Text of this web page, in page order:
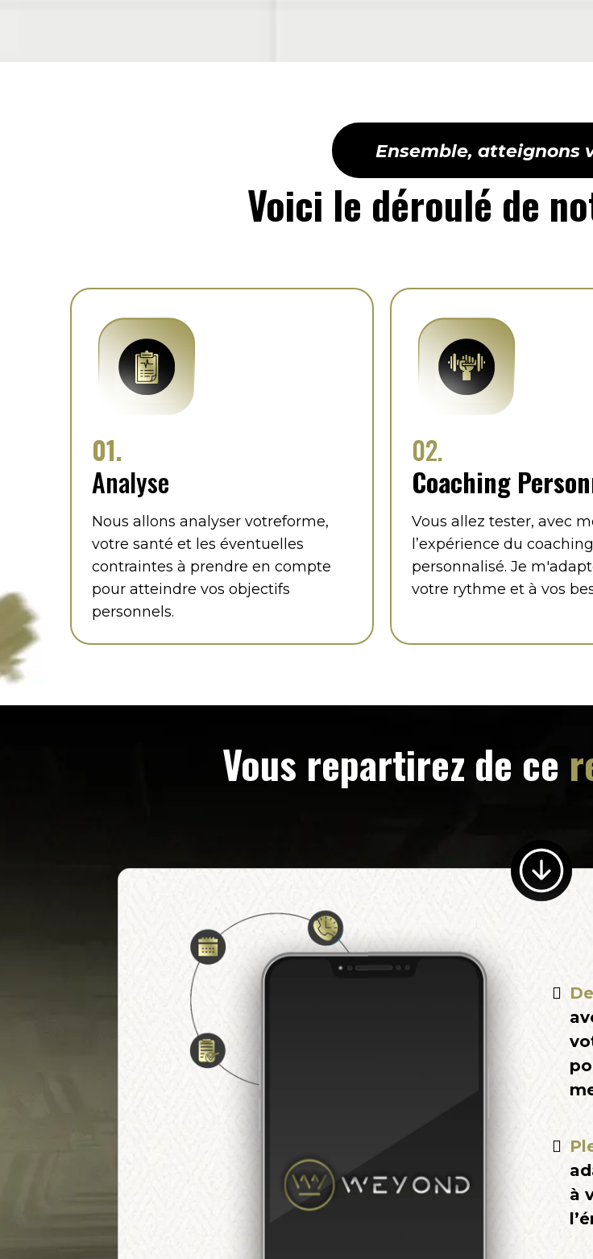
Ensemble, atteignons
Voici le déroulé de
01.
Analyse
Nous allons analyser votreforme,
votre santé et les éventuelles
contraintes à prendre en compte
pour atteindre vos objectifs
personnels.
02.
Coaching
Vous allez tester, avec
l’expérience du
personnalisé. Je
votre rythme et à vos
Vous repartirez de ce
à